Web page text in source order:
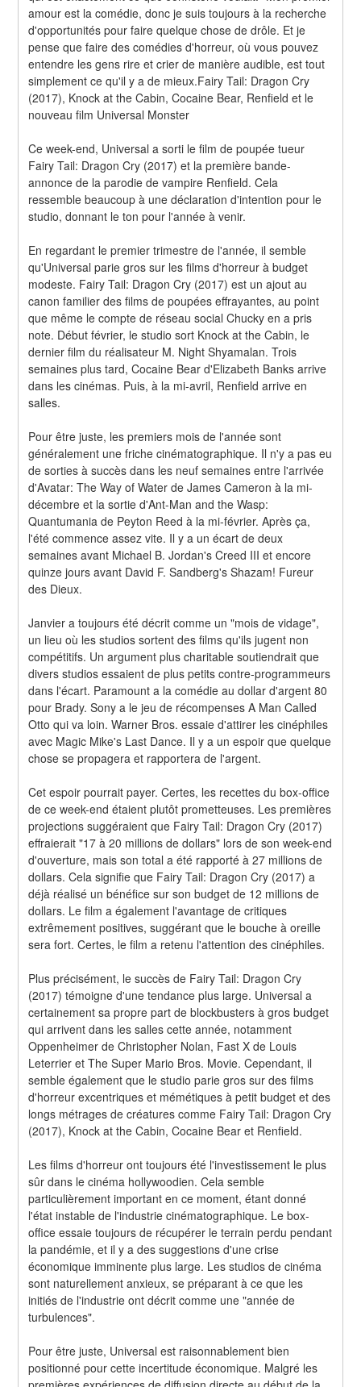
amour est la comédie, donc je suis toujours à la recherche
d'opportunités pour faire quelque chose de drôle. Et je
pense que faire des comédies d'horreur, où vous pouvez
entendre les gens rire et crier de manière audible, est tout
simplement ce qu'il y a de mieux.Fairy Tail: Dragon Cry
(2017), Knock at the Cabin, Cocaine Bear, Renfield et le
nouveau film Universal Monster
Ce week-end, Universal a sorti le film de poupée tueur
Fairy Tail: Dragon Cry (2017) et la première bande-
annonce de la parodie de vampire Renfield. Cela
ressemble beaucoup à une déclaration d'intention pour le
studio, donnant le ton pour l'année à venir.
En regardant le premier trimestre de l'année, il semble
qu'Universal parie gros sur les films d'horreur à budget
modeste. Fairy Tail: Dragon Cry (2017) est un ajout au
canon familier des films de poupées effrayantes, au point
que même le compte de réseau social Chucky en a pris
note. Début février, le studio sort Knock at the Cabin, le
dernier film du réalisateur M. Night Shyamalan. Trois
semaines plus tard, Cocaine Bear d'Elizabeth Banks arrive
dans les cinémas. Puis, à la mi-avril, Renfield arrive en
salles.
Pour être juste, les premiers mois de l'année sont
généralement une friche cinématographique. Il n'y a pas eu
de sorties à succès dans les neuf semaines entre l'arrivée
d'Avatar: The Way of Water de James Cameron à la mi-
décembre et la sortie d'Ant-Man and the Wasp:
Quantumania de Peyton Reed à la mi-février. Après ça,
l'été commence assez vite. Il y a un écart de deux
semaines avant Michael B. Jordan's Creed III et encore
quinze jours avant David F. Sandberg's Shazam! Fureur
des Dieux.
Janvier a toujours été décrit comme un "mois de vidage",
un lieu où les studios sortent des films qu'ils jugent non
compétitifs. Un argument plus charitable soutiendrait que
divers studios essaient de plus petits contre-programmeurs
dans l'écart. Paramount a la comédie au dollar d'argent 80
pour Brady. Sony a le jeu de récompenses A Man Called
Otto qui va loin. Warner Bros. essaie d'attirer les cinéphiles
avec Magic Mike's Last Dance. Il y a un espoir que quelque
chose se propagera et rapportera de l'argent.
Cet espoir pourrait payer. Certes, les recettes du box-office
de ce week-end étaient plutôt prometteuses. Les premières
projections suggéraient que Fairy Tail: Dragon Cry (2017)
effraierait "17 à 20 millions de dollars" lors de son week-end
d'ouverture, mais son total a été rapporté à 27 millions de
dollars. Cela signifie que Fairy Tail: Dragon Cry (2017) a
déjà réalisé un bénéfice sur son budget de 12 millions de
dollars. Le film a également l'avantage de critiques
extrêmement positives, suggérant que le bouche à oreille
sera fort. Certes, le film a retenu l'attention des cinéphiles.
Plus précisément, le succès de Fairy Tail: Dragon Cry
(2017) témoigne d'une tendance plus large. Universal a
certainement sa propre part de blockbusters à gros budget
qui arrivent dans les salles cette année, notamment
Oppenheimer de Christopher Nolan, Fast X de Louis
Leterrier et The Super Mario Bros. Movie. Cependant, il
semble également que le studio parie gros sur des films
d'horreur excentriques et mémétiques à petit budget et des
longs métrages de créatures comme Fairy Tail: Dragon Cry
(2017), Knock at the Cabin, Cocaine Bear et Renfield.
Les films d'horreur ont toujours été l'investissement le plus
sûr dans le cinéma hollywoodien. Cela semble
particulièrement important en ce moment, étant donné
l'état instable de l'industrie cinématographique. Le box-
office essaie toujours de récupérer le terrain perdu pendant
la pandémie, et il y a des suggestions d'une crise
économique imminente plus large. Les studios de cinéma
sont naturellement anxieux, se préparant à ce que les
initiés de l'industrie ont décrit comme une "année de
turbulences".
Pour être juste, Universal est raisonnablement bien
positionné pour cette incertitude économique. Malgré les